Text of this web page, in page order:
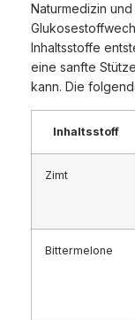
Naturmedizin
Inhaltsstoffe
eine sanfte
kann. Die
Inhaltsstoff
Zimt
Bittermelone